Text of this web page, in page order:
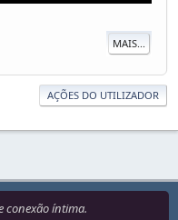
MAIS...
AÇÕES DO UTILIZADOR
conexão íntima.